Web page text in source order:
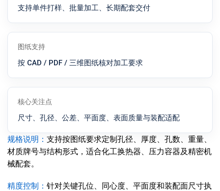
支持单件打样、批量加工、长期配套交付
图纸支持
按 CAD / PDF / 三维图纸核对加工要求
核心关注点
尺寸、孔径、公差、平面度、表面质量与装配适配
规格说明： 支持按图纸要求定制孔径、厚度、孔数、重量、
材质牌号与结构形式，适合化工换热器、压力容器及精密机
械配套。
精度控制： 针对关键孔位、同心度、平面度和装配面尺寸执